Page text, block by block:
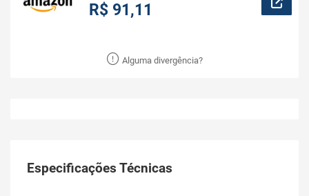
R$ 91,11
Alguma divergência?
Especificações Técnicas